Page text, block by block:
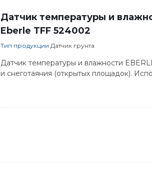
Датчик температуры и
Eberle TFF 524002
Тип продукции Датчик грунта
Датчик температуры и влажности
и снеготаяния (открытых площадок).